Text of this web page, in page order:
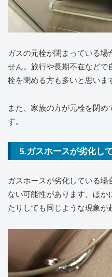
ガスの元栓が閉まっている場
せん。旅行や長期不在などで
栓を閉める方も多いと思いま
また、家族の方が元栓を閉め
す。
5.ガスホースが劣化し
ガスホースが劣化している
ない可能性があります。ほか
たりしても同じような現象が